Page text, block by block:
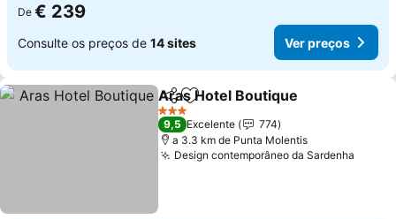
De € 239
Consulte os preços de 14 sites Ver preços
PartilharAdicionar aos favoritos
Aras Hotel Boutique
3 Estrelas
9,5 Excelente
774
a 3.3 km de Punta Molentis
Design contemporâneo da Sardenha